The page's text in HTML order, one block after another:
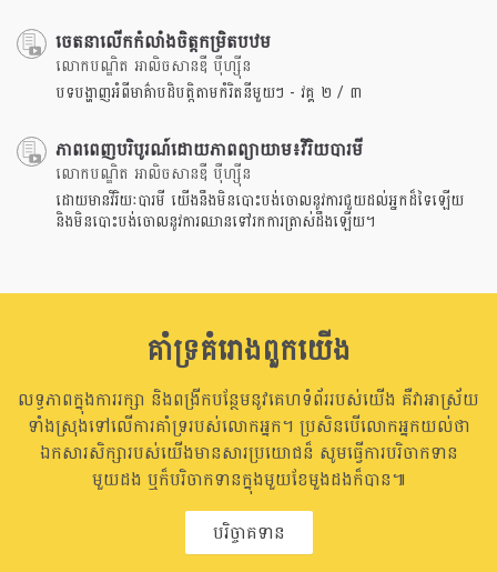
ចេតនាលើកកំលាំងចិត្តកម្រិតបឋម
លោកបណ្ឌិត អាលិចសានឌឺ បុឺហ្សុីន
បទបង្ហាញអំពីមាគ៌ាបដិបត្តិតាមកំរិតនីមួយៗ - វគ្គ ២ / ៣
ភាពពេញបរិបូរណ៍ដោយភាពព្យាយាម៖វិរិយបារមី
លោកបណ្ឌិត អាលិចសានឌឺ បុឺហ្សុីន
ដោយមានវិរិយៈបារមី យើងនឹងមិនបោះបង់ចោលនូវការជួយដល់អ្នកដ៏ទៃឡើយ
និងមិនបោះបង់ចោលនូវការឈានទៅរកការត្រាស់ដឹងឡើយ។
គាំទ្រគំរោងពួកយើង
លទ្ធភាពក្នុងការរក្សា និងពង្រីកបន្ថែមនូវគេហទំព័ររបស់យើង គឺវាអាស្រ័យ
ទាំងស្រុងទៅលើការគាំទ្ររបស់លោកអ្នក។ ប្រសិនបើលោកអ្នកយល់ថា
ឯកសារសិក្សារបស់យើងមានសារប្រយោជន៏ សូមធ្វើការបរិចាកទាន
មួយដង ឬក៏បរិចាកទានក្នុងមួយខែមួងដងក៏បាន៕
បរិច្ចាគទាន